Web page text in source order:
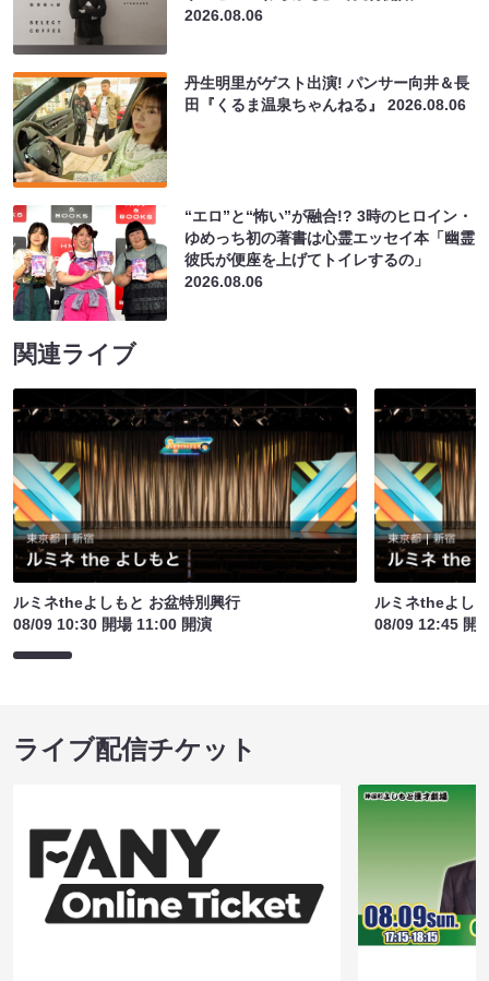
2026.08.06
丹生明里がゲスト出演! パンサー向井＆長
田『くるま温泉ちゃんねる』2026.08.06
“エロ”と“怖い”が融合!? 3時のヒロイン・
ゆめっち初の著書は心霊エッセイ本「幽霊
彼氏が便座を上げてトイレするの」
2026.08.06
関連ライブ
ルミネtheよしもと お盆特別興行
08/09 10:30 開場 11:00 開演
ルミネtheよし
08/09 12:45 開
ライブ配信チケット